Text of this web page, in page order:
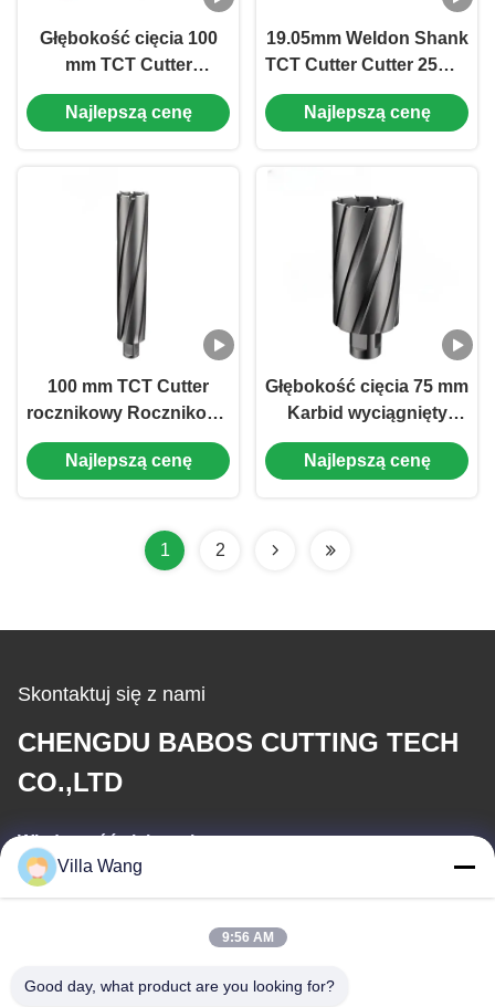
Głębokość cięcia 100
mm TCT Cutter
rocznikowy Deep Hole
Cutter Carbide Cutter
Najlepszą cenę
19.05mm Weldon Shank
TCT Cutter Cutter 25mm
Cut Dia × 50mm Cutting
Depth
Najlepszą cenę
100 mm TCT Cutter
rocznikowy Rocznikowe
wiertarki do głębokiej
dziury 19,05 mm
Najlepszą cenę
Głębokość cięcia 75 mm
Karbid wyciągnięty
pierścieniowy z
średnicą cięcia 30 mm
Najlepszą cenę
1 2
Skontaktuj się z nami
CHENGDU BABOS CUTTING TECH
CO.,LTD
Wiadomość elektroniczna
Villa Wang
9:56 AM
Good day, what product are you looking for?